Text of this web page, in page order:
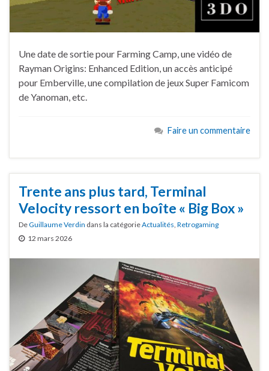
Une date de sortie pour Farming Camp, une vidéo de
Rayman Origins: Enhanced Edition, un accès anticipé
pour Emberville, une compilation de jeux Super Famicom
de Yanoman, etc.
Faire un commentaire
Trente ans plus tard, Terminal
Velocity ressort en boîte « Big Box »
DeGuillaume Verdin dans la catégorieActualités Retrogaming
12 mars 2026